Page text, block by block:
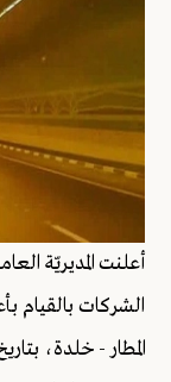
أعلنت المديريّة
الشركات بالقيام